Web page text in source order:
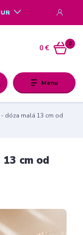
Menu
0
0 €
dóza malá 13 cm od
cm od